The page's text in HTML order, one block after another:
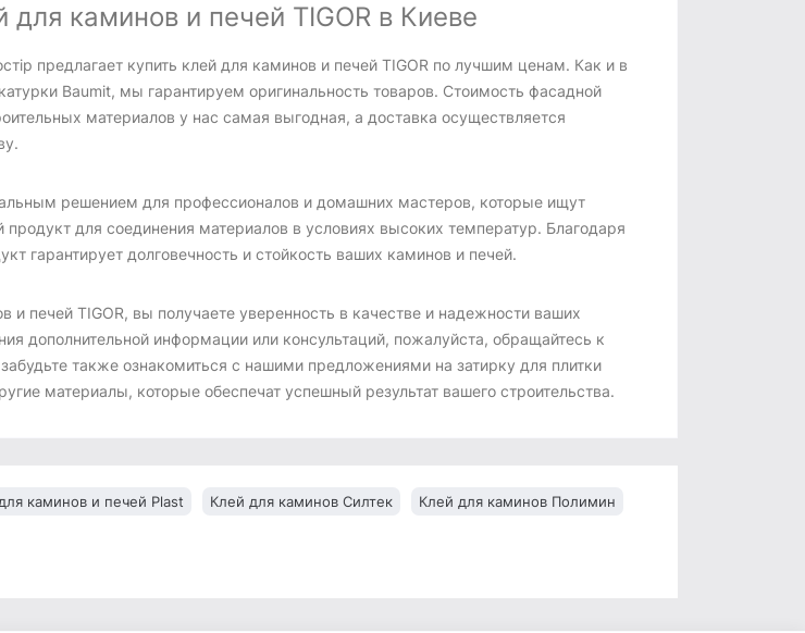
для каминов и печей TIGOR в Киеве
предлагает купить клей для каминов и печей TIGOR по лучшим ценам. Как и в
Baumit, мы гарантируем оригинальность товаров. Стоимость фасадной
материалов у нас самая выгодная, а доставка осуществляется
решением для профессионалов и домашних мастеров, которые ищут
для соединения материалов в условиях высоких температур. Благодаря
гарантирует долговечность и стойкость ваших каминов и печей.
и печей TIGOR, вы получаете уверенность в качестве и надежности ваших
дополнительной информации или консультаций, пожалуйста, обращайтесь к
также ознакомиться с нашими предложениями на затирку для плитки
материалы, которые обеспечат успешный результат вашего строительства.
каминов и печей Plast Клей для каминов Силтек Клей для каминов Полимин